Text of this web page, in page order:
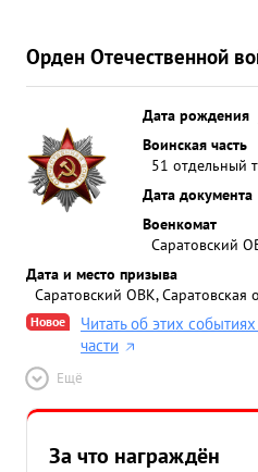
Орден Отечественной
Дата рождения
Воинская часть
51 отдельный
Дата документа
Военкомат
Саратовский
Дата и место призыва
Саратовский ОВК, Саратовская
Новое
Читать об этих
части
Ещё
За что награждён